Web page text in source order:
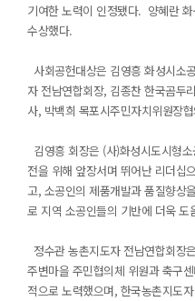
기여한 노력이 인정됐다. 양혜란
수상했다.
사회공헌대상은 김영흥 화성시소
자 전남연합회장, 김종찬 한국곰두
사, 박백희 목포시주민자치위원장
김영흥 회장은 (사)화성시도시형
전을 위해 앞장서며 뛰어난 리더십
고, 소공인의 제품개발과 품질향상
로 지역 소공인들의 기반에 더욱 도
정수관 농촌지도자 전남연합회장
주변마을 주민협의체 위원과 축구
적으로 노력했으며, 한국농촌지도